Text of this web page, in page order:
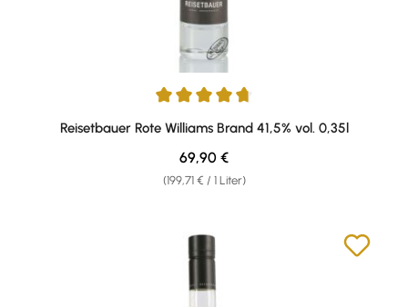
Durchschnittliche Bewertung von 4.77 von 5 Sternen
Reisetbauer Rote Williams Brand 41,5% vol. 0,35l
(199,71 € / 1 Liter)
Regulärer Preis:
69,90 €